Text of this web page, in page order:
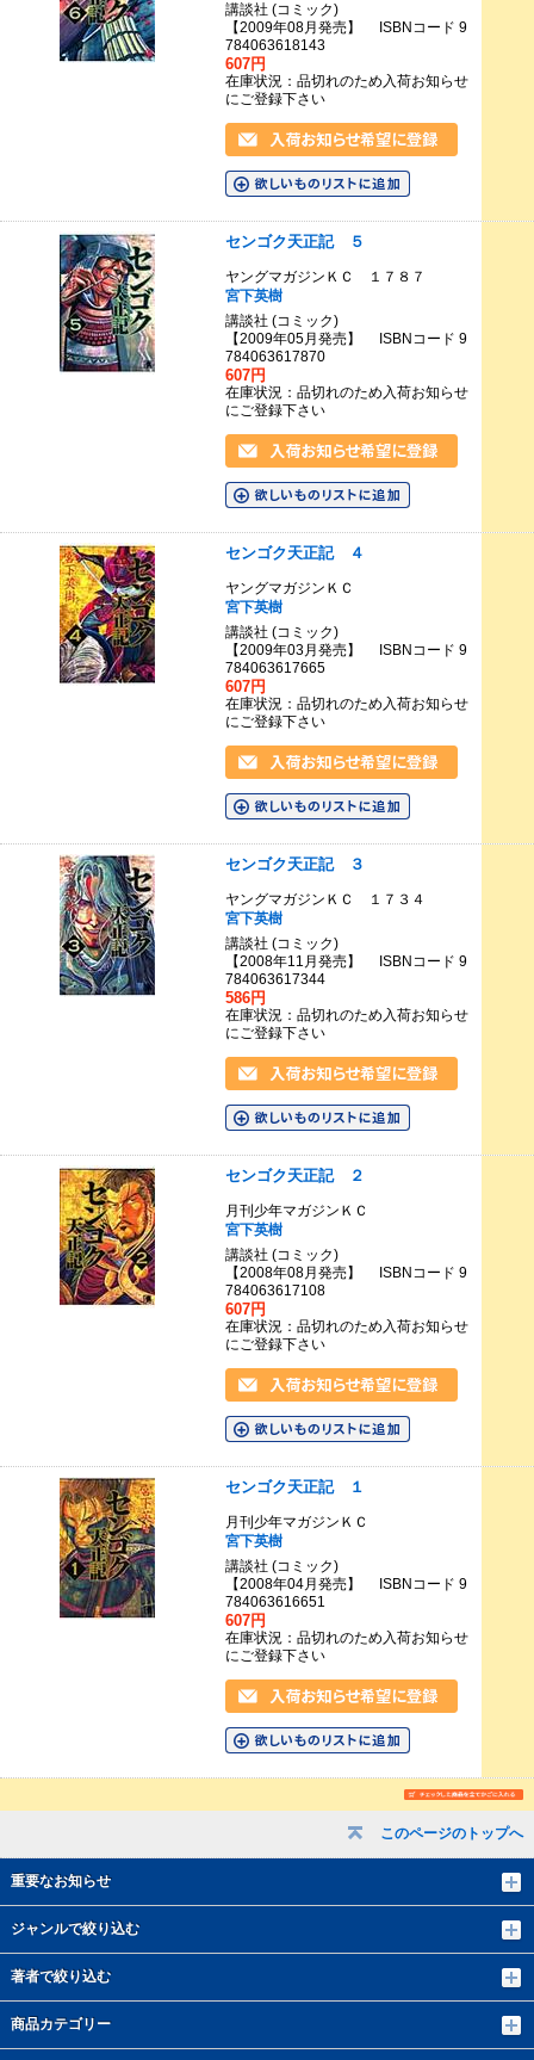
このページのトップへ
重要なお知らせ
ジャンルで絞り込む
著者で絞り込む
商品カテゴリー
講談社 (コミック)
【2009年08月発売】 ISBNコード 9
784063618143
607円
在庫状況：品切れのため入荷お知らせ
にご登録下さい
センゴク天正記 ５
ヤングマガジンＫＣ １７８７
宮下英樹
講談社 (コミック)
【2009年05月発売】 ISBNコード 9
784063617870
607円
在庫状況：品切れのため入荷お知らせ
にご登録下さい
センゴク天正記 ４
ヤングマガジンＫＣ
宮下英樹
講談社 (コミック)
【2009年03月発売】 ISBNコード 9
784063617665
607円
在庫状況：品切れのため入荷お知らせ
にご登録下さい
センゴク天正記 ３
ヤングマガジンＫＣ １７３４
宮下英樹
講談社 (コミック)
【2008年11月発売】 ISBNコード 9
784063617344
586円
在庫状況：品切れのため入荷お知らせ
にご登録下さい
センゴク天正記 ２
月刊少年マガジンＫＣ
宮下英樹
講談社 (コミック)
【2008年08月発売】 ISBNコード 9
784063617108
607円
在庫状況：品切れのため入荷お知らせ
にご登録下さい
センゴク天正記 １
月刊少年マガジンＫＣ
宮下英樹
講談社 (コミック)
【2008年04月発売】 ISBNコード 9
784063616651
607円
在庫状況：品切れのため入荷お知らせ
にご登録下さい